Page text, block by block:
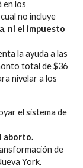
en los
no incluye
ni el impuesto
la ayuda a las
total de $36
nivelar a los
el sistema de
aborto.
de
York.